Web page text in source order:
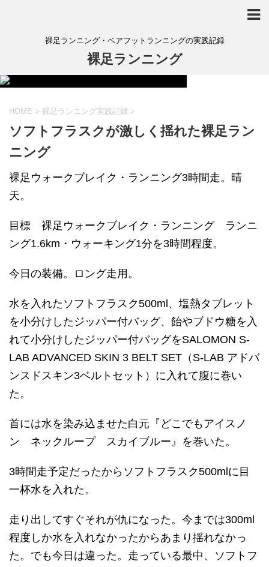
裸足ランニング・ベアフットランニングの実践記録
裸足ランニング
HOME > 裸足ランニング実践記録 >
ソフトフラスクが激しく揺れた裸足ラン
ニング
裸足ウォークブレイク・ランニング3時間走。晴
天。
目標 裸足ウォークブレイク・ランニング ランニ
ング1.6km・ウォーキング1分を3時間程度。
今日の装備。ロング走用。
水を入れたソフトフラスク500ml、塩熱タブレット
を小分けしたジッパー付バッグ、飴やブドウ糖を入
れて小分けしたジッパー付バッグをSALOMON S-
LAB ADVANCED SKIN 3 BELT SET（S-LAB アドバ
ンスドスキン3ベルトセット）に入れて腹に巻い
た。
首には水を染み込ませた白元『どこでもアイスノ
ン ネックループ スカイブルー』を巻いた。
3時間走予定だったからソフトフラスク500mlに目
一杯水を入れた。
走り出してすぐそれが仇になった。今までは300ml
程度しか水を入れなかったからあまり揺れなかっ
た。でも今日は違った。走っている最中、ソフトフ